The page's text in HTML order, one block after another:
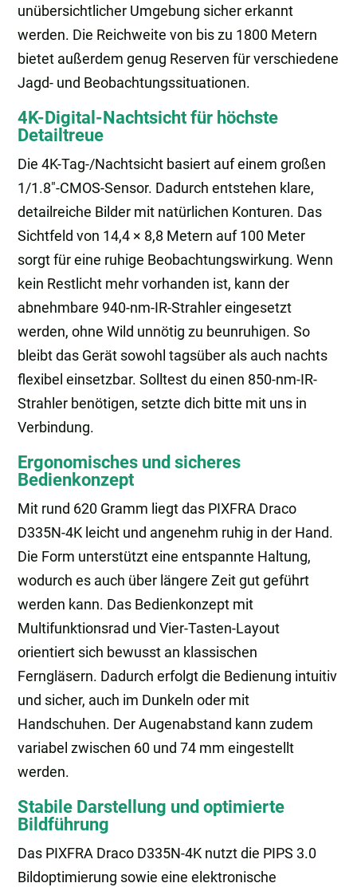
unübersichtlicher Umgebung sicher erkannt
werden. Die Reichweite von bis zu 1800 Metern
bietet außerdem genug Reserven für verschiedene
Jagd- und Beobachtungssituationen.
4K-Digital-Nachtsicht für höchste
Detailtreue
Die 4K-Tag-/Nachtsicht basiert auf einem großen
1/1.8″-CMOS-Sensor. Dadurch entstehen klare,
detailreiche Bilder mit natürlichen Konturen. Das
Sichtfeld von 14,4 × 8,8 Metern auf 100 Meter
sorgt für eine ruhige Beobachtungswirkung. Wenn
kein Restlicht mehr vorhanden ist, kann der
abnehmbare 940-nm-IR-Strahler eingesetzt
werden, ohne Wild unnötig zu beunruhigen. So
bleibt das Gerät sowohl tagsüber als auch nachts
flexibel einsetzbar. Solltest du einen 850-nm-IR-
Strahler benötigen, setzte dich bitte mit uns in
Verbindung.
Ergonomisches und sicheres
Bedienkonzept
Mit rund 620 Gramm liegt das PIXFRA Draco
D335N-4K leicht und angenehm ruhig in der Hand.
Die Form unterstützt eine entspannte Haltung,
wodurch es auch über längere Zeit gut geführt
werden kann. Das Bedienkonzept mit
Multifunktionsrad und Vier-Tasten-Layout
orientiert sich bewusst an klassischen
Ferngläsern. Dadurch erfolgt die Bedienung intuitiv
und sicher, auch im Dunkeln oder mit
Handschuhen. Der Augenabstand kann zudem
variabel zwischen 60 und 74 mm eingestellt
werden.
Stabile Darstellung und optimierte
Bildführung
Das PIXFRA Draco D335N-4K nutzt die PIPS 3.0
Bildoptimierung sowie eine elektronische